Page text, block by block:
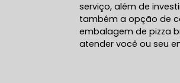
serviço, além de
também a opção de
embalagem de pizza
atender você ou seu